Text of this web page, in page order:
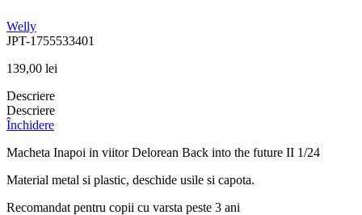
Welly
JPT-1755533401
139,00 lei
Descriere
Descriere
Închidere
Macheta Inapoi in viitor Delorean Back into the future II 1/24
Material metal si plastic, deschide usile si capota.
Recomandat pentru copii cu varsta peste 3 ani